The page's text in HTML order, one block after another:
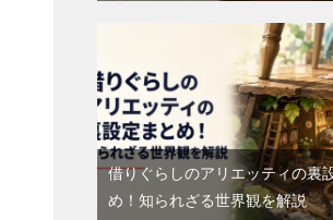
借りぐらしのアリエッティの裏
め！知られざる世界観を解説